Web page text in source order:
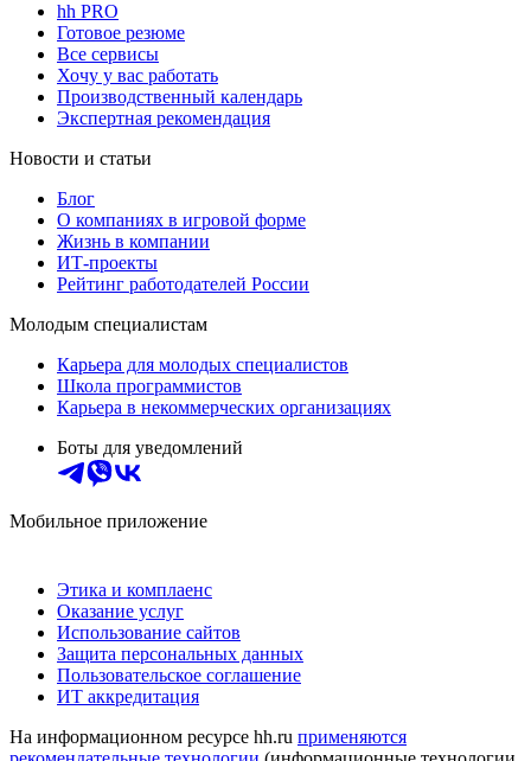
hh PRO
Готовое резюме
Все сервисы
Хочу у вас работать
Производственный календарь
Экспертная рекомендация
Новости и статьи
Блог
О компаниях в игровой форме
Жизнь в компании
ИТ-проекты
Рейтинг работодателей России
Молодым специалистам
Карьера для молодых специалистов
Школа программистов
Карьера в некоммерческих организациях
Боты для уведомлений
Мобильное приложение
Этика и комплаенс
Оказание услуг
Использование сайтов
Защита персональных данных
Пользовательское соглашение
ИТ аккредитация
На информационном ресурсе hh.ru применяются